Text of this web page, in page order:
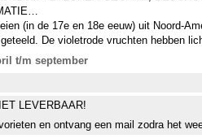
(in de 17e en 18e eeuw) uit Noord-
De violetrode vruchten hebben
geur en een prettig aromatische smaak
ze vochtige, voedselrijke grond. '1864'
bestaat voor een deel uit zeldzame oude
In juli wordt jaarlijks een nieuwe teelt
geleverd. In april-mei kunnen we een
t/m september
LEVERBAAR!
en ontvang een mail zodra het